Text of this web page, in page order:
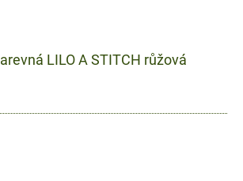
Propiska šestibarevná LILO A STITCH růžová